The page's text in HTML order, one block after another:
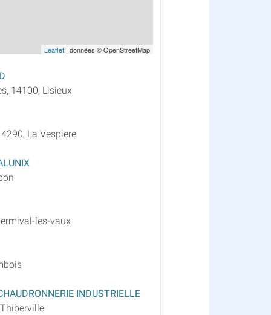
Leaflet | données © OpenStreetMap
14100, Lisieux
La Vespiere
les-vaux
INDUSTRIELLE